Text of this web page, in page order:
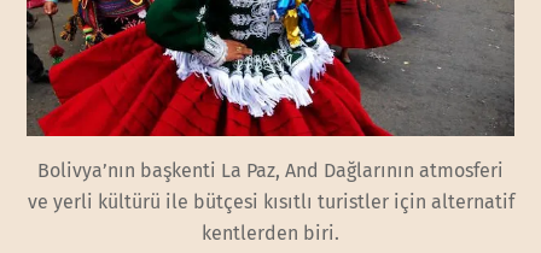
Bolivya’nın başkenti La Paz, And Dağlarının atmosferi
ve yerli kültürü ile bütçesi kısıtlı turistler için alternatif
kentlerden biri.